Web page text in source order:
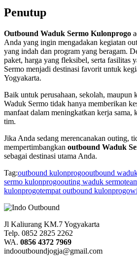
Penutup
Outbound Waduk Sermo Kulonprogo
Anda yang ingin mengadakan kegiatan
yang indah dan program yang beragam.
paket, harga yang fleksibel, serta fasilitas
Sermo menjadi destinasi favorit untuk
Yogyakarta.
Baik untuk perusahaan, sekolah, maupun
Waduk Sermo tidak hanya memberikan
manfaat dalam meningkatkan kerja sama,
tim.
Jika Anda sedang merencanakan outing,
mempertimbangkan outbound Waduk
sebagai destinasi utama Anda.
Tag:outbound kulonprogooutbound
sermo kulonprogoouting waduk sermo
kulonprogotempat outbound kulonprogo
Jl Kaliurang KM.7 Yogyakarta
Telp. 0852 2825 2262
WA. 0856 4372 7969
indooutboundjogja@gmail.com